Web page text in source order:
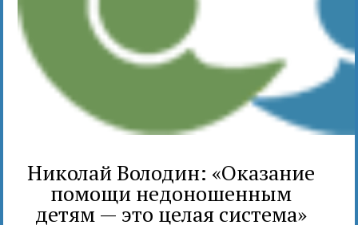
Николай Володин: «Оказание
помощи недоношенным
детям — это целая система»